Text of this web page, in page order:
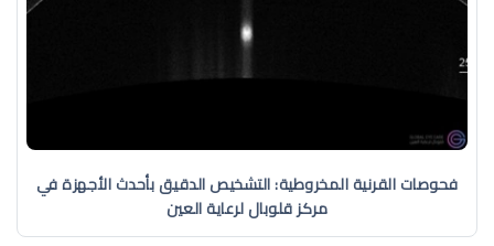
فحوصات القرنية المخروطية: التشخيص الدقيق بأحدث الأجهزة في
مركز قلوبال لرعاية العين